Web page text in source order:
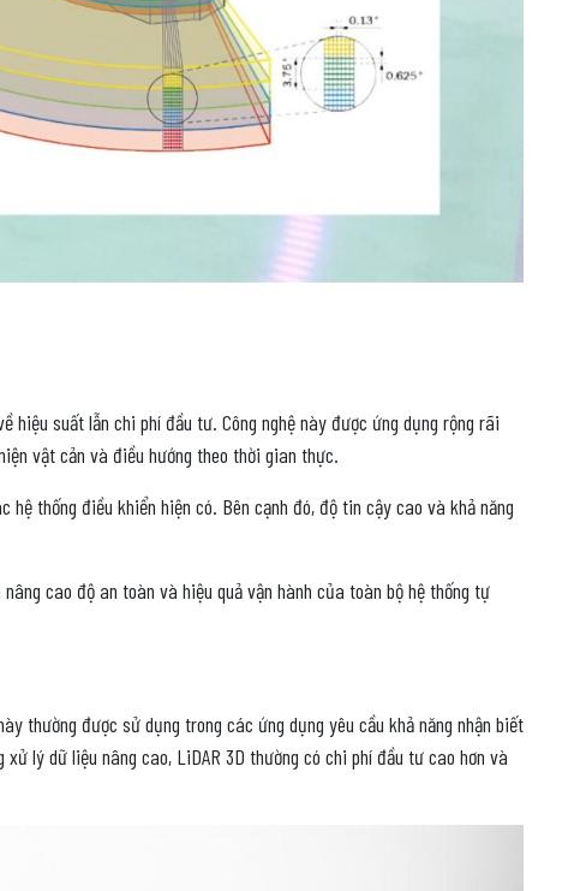
hiệu suất lẫn chi phí đầu tư. Công nghệ này được ứng dụng rộng rãi
vật cản và điều hướng theo thời gian thực.
thống điều khiển hiện có. Bên cạnh đó, độ tin cậy cao và khả năng
cao độ an toàn và hiệu quả vận hành của toàn bộ hệ thống tự
thường được sử dụng trong các ứng dụng yêu cầu khả năng nhận biết
lý dữ liệu nâng cao, LiDAR 3D thường có chi phí đầu tư cao hơn và